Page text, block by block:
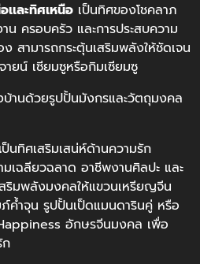
เละทิศเหนือ เป็นทิศของโชคลาภ
น ครอบครัว และการประสบความ
ง สามารถกระตุ้นเสริมพลังให้ชัดเจน
ายน์ เซียมซูหรือกิมเซียมซู
านด้วยรูปปั้นมังกรและวัตถุมงคล
ป็นทิศเสริมเสน่ห์ด้านความรัก
เฉลียวฉลาด อาชีพงานศิลปะ และ
ริมพลังมงคลให้แขวนเหรียญจีน
ค้ำจุน รูปปั้นเป็ดแมนดารินคู่ หรือ
อักษรจีนมงคล เพื่อ